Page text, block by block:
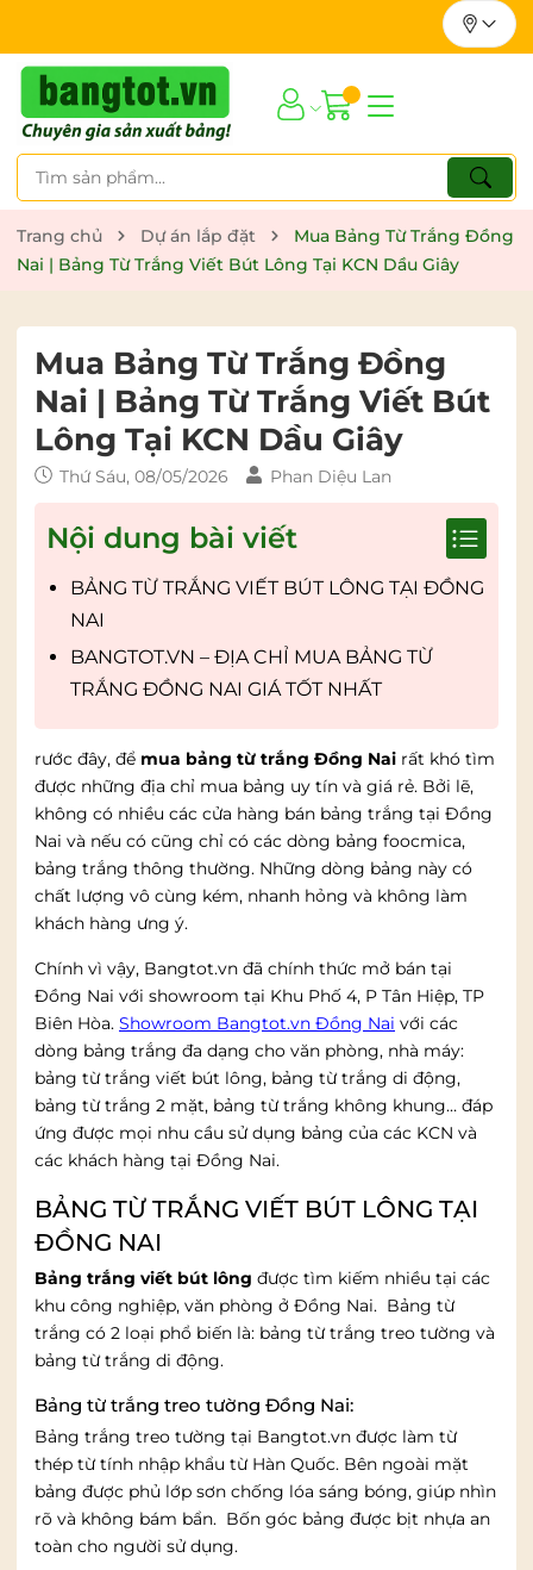
Trang chủ Dự án lắp đặt
Mua Bảng Từ Trắng Đồng
Nai | Bảng Từ Trắng Viết Bút Lông Tại KCN Dầu Giây
Mua Bảng Từ Trắng Đồng
Nai | Bảng Từ Trắng Viết Bút
Lông Tại KCN Dầu Giây
Thứ Sáu, 08/05/2026 Phan Diệu Lan
Nội dung bài viết
BẢNG TỪ TRẮNG VIẾT BÚT LÔNG TẠI ĐỒNG
NAI
BANGTOT.VN – ĐỊA CHỈ MUA BẢNG TỪ
TRẮNG ĐỒNG NAI GIÁ TỐT NHẤT
rước đây, để mua bảng từ trắng Đồng Nai rất khó tìm
được những địa chỉ mua bảng uy tín và giá rẻ. Bởi lẽ,
không có nhiều các cửa hàng bán bảng trắng tại Đồng
Nai và nếu có cũng chỉ có các dòng bảng foocmica,
bảng trắng thông thường. Những dòng bảng này có
chất lượng vô cùng kém, nhanh hỏng và không làm
khách hàng ưng ý.
Chính vì vậy, Bangtot.vn đã chính thức mở bán tại
Đồng Nai với showroom tại Khu Phố 4, P Tân Hiệp, TP
Biên Hòa. Showroom Bangtot.vn Đồng Nai với các
dòng bảng trắng đa dạng cho văn phòng, nhà máy:
bảng từ trắng viết bút lông, bảng từ trắng di động,
bảng từ trắng 2 mặt, bảng từ trắng không khung… đáp
ứng được mọi nhu cầu sử dụng bảng của các KCN và
các khách hàng tại Đồng Nai.
BẢNG TỪ TRẮNG VIẾT BÚT LÔNG TẠI
ĐỒNG NAI
Bảng trắng viết bút lông được tìm kiếm nhiều tại các
khu công nghiệp, văn phòng ở Đồng Nai. Bảng từ
trắng có 2 loại phổ biến là: bảng từ trắng treo tường và
bảng từ trắng di động.
Bảng từ trắng treo tường Đồng Nai:
Bảng trắng treo tường tại Bangtot.vn được làm từ
thép từ tính nhập khẩu từ Hàn Quốc. Bên ngoài mặt
bảng được phủ lớp sơn chống lóa sáng bóng, giúp nhìn
rõ và không bám bẩn. Bốn góc bảng được bịt nhựa an
toàn cho người sử dụng.